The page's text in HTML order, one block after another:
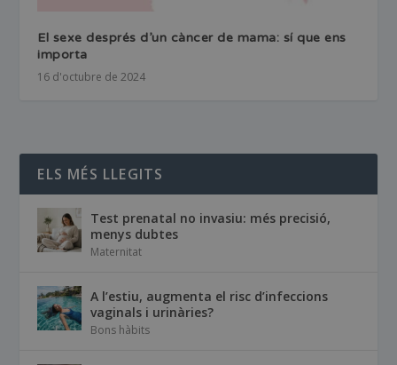
El sexe després d’un càncer de mama: sí que ens
importa
16 d'octubre de 2024
ELS MÉS LLEGITS
Test prenatal no invasiu: més precisió,
menys dubtes
Maternitat
A l’estiu, augmenta el risc d’infeccions
vaginals i urinàries?
Bons hàbits